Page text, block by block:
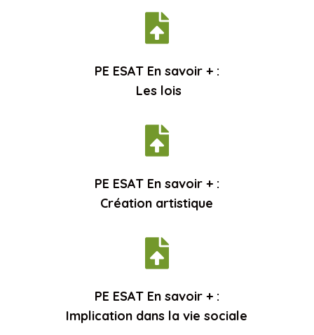

PE ESAT En savoir + :
Les lois

PE ESAT En savoir + :
Création artistique

PE ESAT En savoir + :
Implication dans la vie sociale